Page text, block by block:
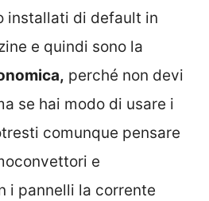
installati di default in
e quindi sono la
perché non devi
se hai modo di usare i
comunque pensare
e
i pannelli la corrente